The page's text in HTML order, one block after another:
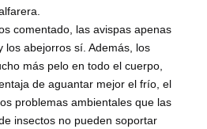
comentado, las avispas apenas
los abejorros sí. Además, los
más pelo en todo el cuerpo,
de aguantar mejor el frío, el
problemas ambientales que las
insectos no pueden soportar